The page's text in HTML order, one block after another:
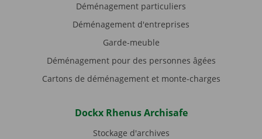
Déménagement particuliers
Déménagement d'entreprises
Garde-meuble
Déménagement pour des personnes âgées
Cartons de déménagement et monte-charges
Dockx Rhenus Archisafe
Stockage d'archives